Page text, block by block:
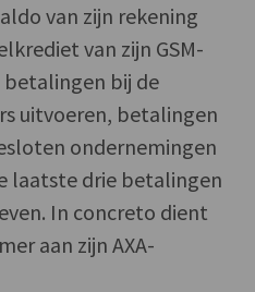
van zijn rekening
van zijn GSM-
bij de
uitvoeren, betalingen
ondernemingen
laatste drie betalingen
In concreto dient
aan zijn AXA-